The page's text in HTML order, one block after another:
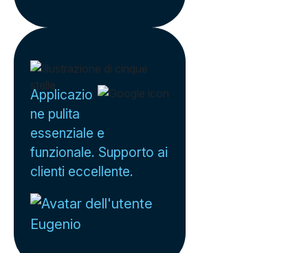
Applicazio
ne pulita
essenziale e
funzionale. Supporto ai
clienti eccellente.
Eugenio